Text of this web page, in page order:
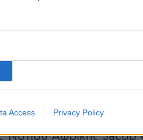
Access Privacy Policy
γνωστή για τα
ο Bill Gates, αλλά
στον πλανήτη,
της Ινδονησίας
Νοτίου Αφρικής Jacob